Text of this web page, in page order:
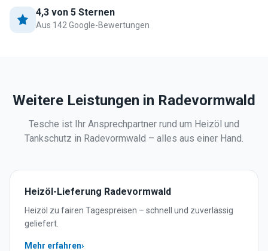
4,3 von 5 Sternen
Aus 142 Google-Bewertungen
Weitere Leistungen in Radevormwald
Tesche ist Ihr Ansprechpartner rund um Heizöl und
Tankschutz in Radevormwald – alles aus einer Hand.
Heizöl-Lieferung Radevormwald
Heizöl zu fairen Tagespreisen – schnell und zuverlässig
geliefert.
Mehr erfahren›